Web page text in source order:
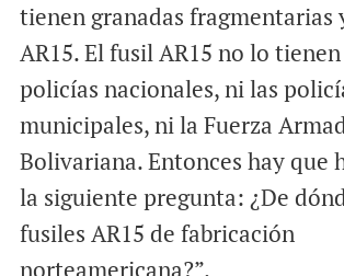
tienen granadas fragmentarias
AR15. El fusil AR15 no lo
policías nacionales, ni las
municipales, ni la Fuerza
Bolivariana. Entonces hay que
la siguiente pregunta: ¿De
fusiles AR15 de fabricación
norteamericana?”.